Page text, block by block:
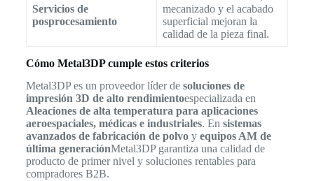
Servicios de
posprocesamiento
mecanizado y el acabado
superficial mejoran la
calidad de la pieza final.
Cómo Metal3DP cumple estos criterios
Metal3DP es un proveedor líder de soluciones de
impresión 3D de alto rendimientoespecializada en
Aleaciones de alta temperatura para aplicaciones
aeroespaciales, médicas e industriales. En sistemas
avanzados de fabricación de polvoy equipos AM de
última generaciónMetal3DP garantiza una calidad de
producto de primer nivel y soluciones rentables para
compradores B2B.